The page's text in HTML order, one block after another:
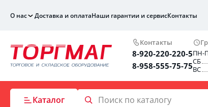
О нас Доставка и оплатаНаши гарантии и сервисКонтакты
Контакты
8-920-220-220-5
8-958-555-75-75
ПН-
СБ
ВС
Каталог